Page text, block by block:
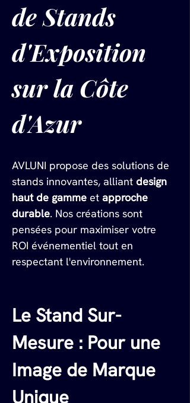
de Stands
d'Exposition
sur la Côte
d'Azur
AVLUNI propose des solutions de
stands innovantes, alliant design
haut de gamme et approche
durable. Nos créations sont
pensées pour maximiser votre
ROI événementiel tout en
respectant l'environnement.
Le Stand Sur-
Mesure : Pour une
Image de Marque
Unique